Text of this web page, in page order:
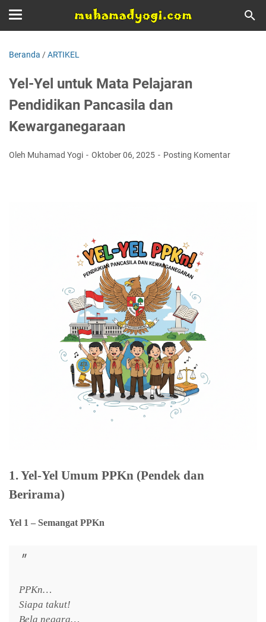
Beranda /ARTIKEL
Yel-Yel untuk Mata Pelajaran
Pendidikan Pancasila dan
Kewarganegaraan
Oleh Muhamad Yogi Oktober 06, 2025 Posting Komentar
1. Yel-Yel Umum PPKn (Pendek dan
Berirama)
Yel 1 – Semangat PPKn
PPKn…
Siapa takut!
Bela negara…